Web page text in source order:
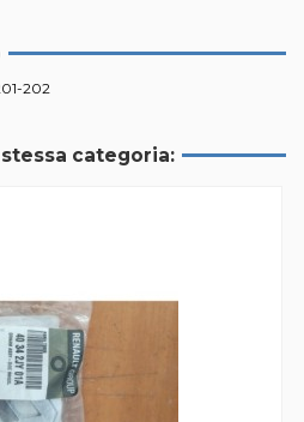
202
categoria: